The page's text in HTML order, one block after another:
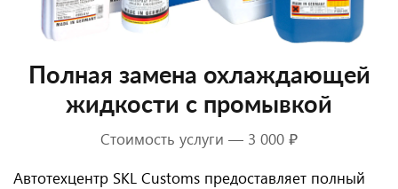
Полная замена охлаждающей
жидкости с промывкой
Стоимость услуги — 3 000 ₽
Автотехцентр SKL Customs предоставляет полный